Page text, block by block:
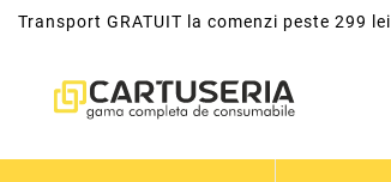
Transport GRATUIT la comenzi peste 299 lei